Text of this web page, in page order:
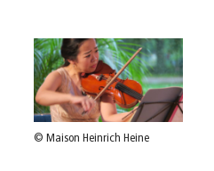
© Maison Heinrich Heine